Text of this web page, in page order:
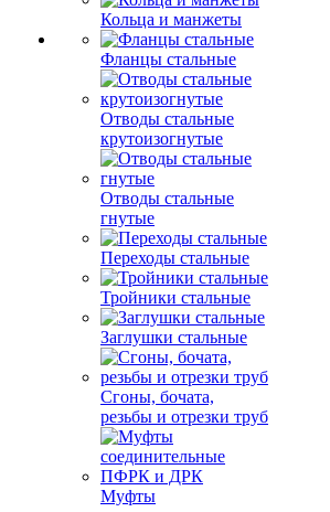
Кольца и манжеты
Фланцы стальные
Отводы стальные
крутоизогнутые
Отводы стальные
гнутые
Переходы стальные
Тройники стальные
Заглушки стальные
Сгоны, бочата,
резьбы и отрезки труб
Муфты